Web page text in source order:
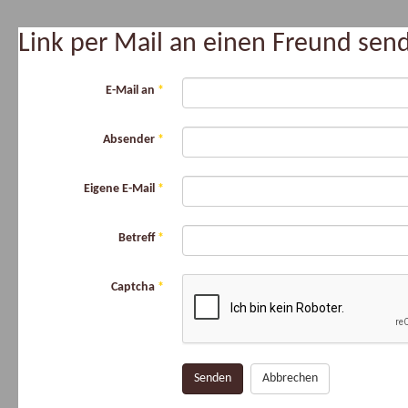
Link per Mail an einen Freund
E-Mail an *
Absender *
Eigene E-Mail *
Betreff*
Captcha *
Senden Abbrechen